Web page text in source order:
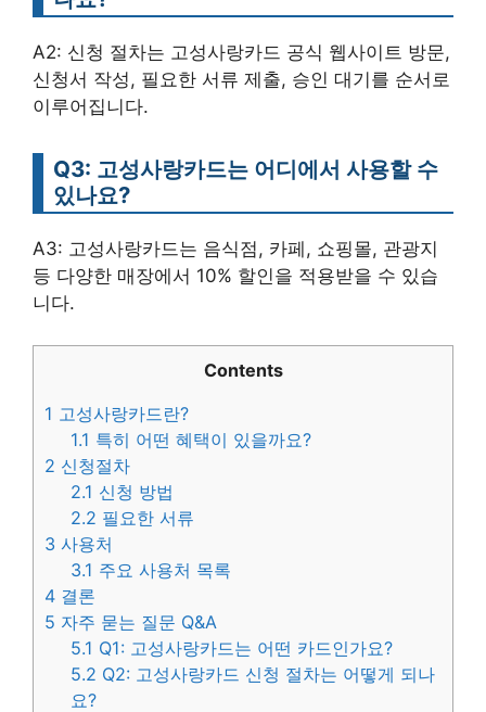
A2: 신청 절차는 고성사랑카드 공식 웹사이트 방문,
신청서 작성, 필요한 서류 제출, 승인 대기를 순서로
이루어집니다.
Q3: 고성사랑카드는 어디에서 사용할 수
있나요?
A3: 고성사랑카드는 음식점, 카페, 쇼핑몰, 관광지
등 다양한 매장에서 10% 할인을 적용받을 수 있습
니다.
Contents
1 고성사랑카드란?
1.1 특히 어떤 혜택이 있을까요?
2 신청절차
2.1 신청 방법
2.2 필요한 서류
3 사용처
3.1 주요 사용처 목록
4 결론
5 자주 묻는 질문 Q&A
5.1 Q1: 고성사랑카드는 어떤 카드인가요?
5.2 Q2: 고성사랑카드 신청 절차는 어떻게 되나
요?